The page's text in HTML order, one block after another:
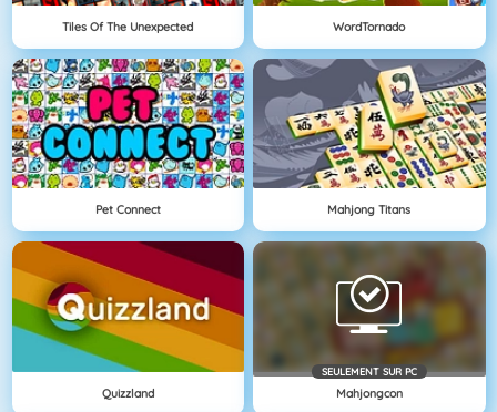
Tiles Of The Unexpected WordTornado
Pet Connect Mahjong Titans
Quizzland
SEULEMENT SUR PC
Mahjongcon